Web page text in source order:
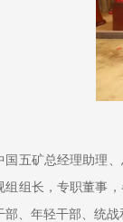
国五矿总经理助理
组组长，专职董事
部、年轻干部、统